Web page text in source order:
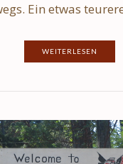
Ein etwas
WEITERLESEN